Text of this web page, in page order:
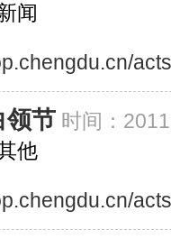
闻
领节 时间：
他